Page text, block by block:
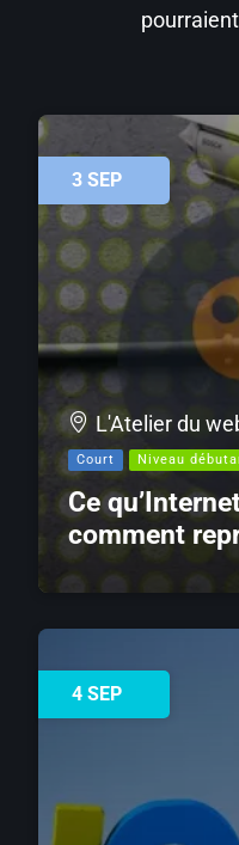
3 SEP
L'Atelier du
Court Niveau
Ce
comment
4 SEP